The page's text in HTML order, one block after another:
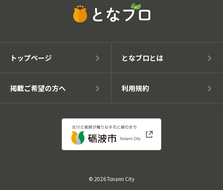
トップページ となブロとは
掲載ご希望の方へ 利用規約
© 2026 Tonami City